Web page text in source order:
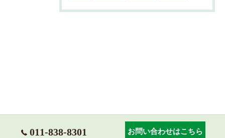
011-838-8301 お問い合わせはこちら